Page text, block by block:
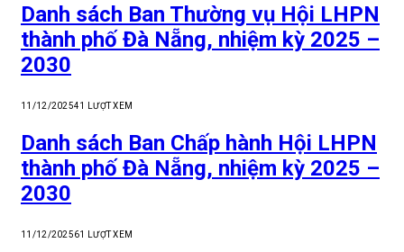
Danh sách Ban Thường vụ Hội LHPN
thành phố Đà Nẵng, nhiệm kỳ 2025 –
2030
11/12/202541 LƯỢT XEM
Danh sách Ban Chấp hành Hội LHPN
thành phố Đà Nẵng, nhiệm kỳ 2025 –
2030
11/12/202561 LƯỢT XEM